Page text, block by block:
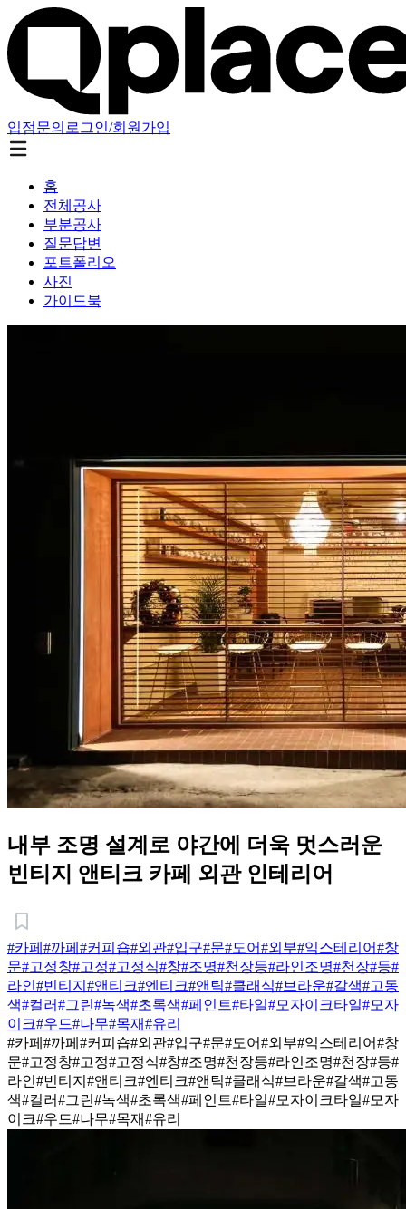
입점문의 로그인/회원가입
홈
전체공사
부분공사
질문답변
포트폴리오
사진
가이드북
내부 조명 설계로 야간에 더욱 멋스러운
빈티지 앤티크 카페 외관 인테리어
#카페 #까페 #커피숍#외관#입구#문#도어#외부#익스테리어#창
문#고정창#고정#고정식#창#조명#천장등#라인조명#천장#등#
라인#빈티지 #앤티크#엔티크#앤틱#클래식#브라운#갈색#고동
색#컬러#그린#녹색#초록색#페인트#타일#모자이크타일#모자
이크#우드#나무#목재#유리
#카페 #까페 #커피숍#외관#입구#문#도어#외부#익스테리어#창
문#고정창#고정#고정식#창#조명#천장등#라인조명#천장#등#
라인#빈티지 #앤티크#엔티크#앤틱#클래식#브라운#갈색#고동
색#컬러#그린#녹색#초록색#페인트#타일#모자이크타일#모자
이크#우드#나무#목재#유리